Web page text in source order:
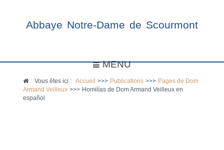
Abbaye Notre-Dame de Scourmont
MENU
Vous êtes ici :Accueil >>> Publications >>> Pages de Dom
Armand Veilleux >>> Homilías de Dom Armand Veilleux en
español